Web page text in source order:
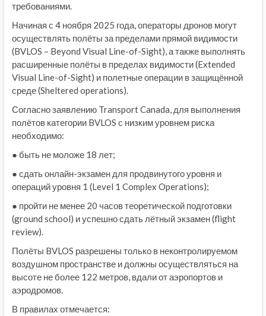
требованиями.
Начиная с 4 ноября 2025 года, операторы дронов могут
осуществлять полёты за пределами прямой видимости
(BVLOS – Beyond Visual Line-of-Sight), а также выполнять
расширенные полёты в пределах видимости (Extended
Visual Line-of-Sight) и полетные операции в защищённой
среде (Sheltered operations).
Согласно заявлению Transport Canada, для выполнения
полётов категории BVLOS с низким уровнем риска
необходимо:
● быть не моложе 18 лет;
● сдать онлайн-экзамен для продвинутого уровня и
операций уровня 1 (Level 1 Complex Operations);
● пройти не менее 20 часов теоретической подготовки
(ground school) и успешно сдать лётный экзамен (flight
review).
Полёты BVLOS разрешены только в неконтролируемом
воздушном пространстве и должны осуществляться на
высоте не более 122 метров, вдали от аэропортов и
аэродромов.
В правилах отмечается: